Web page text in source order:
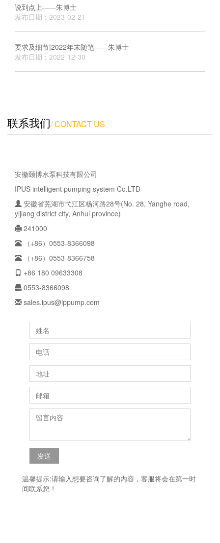
说到点上——朱博士
发布日期：2023-02-21
要求及细节|2022年末随笔——朱博士
发布日期：2022-12-30
联系我们/ CONTACT US
安徽颐博水泵科技有限公司
IPUS intelligent pumping system Co.LTD
安徽省芜湖市弋江区杨河路28号(No. 28, Yanghe road,
yijiang district city, Anhui province)
241000
（+86）0553-8366098
（+86）0553-8366758
+86 180 09633308
0553-8366098
sales.ipus@ippump.com
发送
温馨提示:请输入想要咨询了解的内容，客服将会在第一时
间联系您！